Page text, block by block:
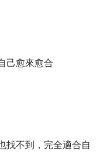
己愈來愈合
找不到，完全適合自